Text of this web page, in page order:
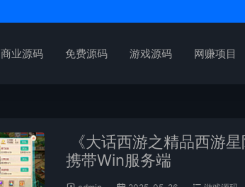
商业源码 免费源码 游戏源码 网赚项目
《大话西游之精品西游
携带Win服务端